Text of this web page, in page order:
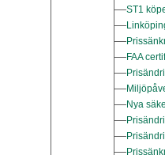
ST1
FAA
Nya